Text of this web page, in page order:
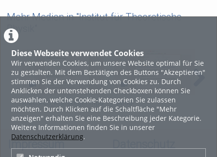
Diese Webseite verwendet Cookies
Wir verwenden Cookies, um unsere Website optimal für Sie
zu gestalten. Mit dem Bestätigen des Buttons "Akzeptieren"
stimmen Sie der Verwendung von Cookies zu. Durch
Anklicken der untenstehenden Checkboxen können Sie
auswählen, welche Cookie-Kategorien Sie zulassen
möchten. Durch Klicken auf die Schaltfläche "Mehr
anzeigen" erhalten Sie eine Beschreibung jeder Kategorie.
Weitere Informationen finden Sie in unserer
Datenschutzerklärung.
Mehr Medien in "Institut für Theoretische
Physik"
KM63-66_Kreiskegel.mp4
KM60-
62_HarmOsz+Reibung.mp4
Impressum